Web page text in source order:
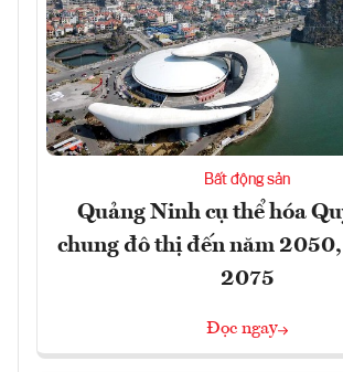
Bất động sản
Quảng Ninh cụ thể hóa
chung đô thị đến năm
2075
Đọc ngay